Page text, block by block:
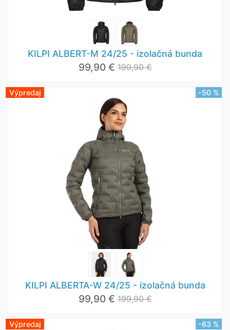
KILPI ALBERT-M 24/25 - izolačná bunda
99,90 € 199,90 €
Výpredaj -50 %
KILPI ALBERTA-W 24/25 - izolačná bunda
99,90 € 199,90 €
Výpredaj -63 %